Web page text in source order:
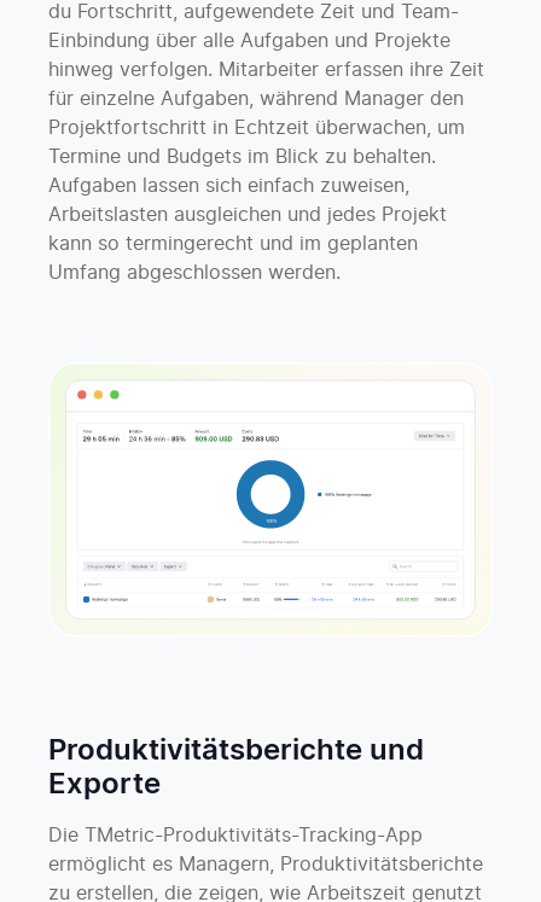
du Fortschritt, aufgewendete Zeit und Team-
Einbindung über alle Aufgaben und Projekte
hinweg verfolgen. Mitarbeiter erfassen ihre Zeit
für einzelne Aufgaben, während Manager den
Projektfortschritt in Echtzeit überwachen, um
Termine und Budgets im Blick zu behalten.
Aufgaben lassen sich einfach zuweisen,
Arbeitslasten ausgleichen und jedes Projekt
kann so termingerecht und im geplanten
Umfang abgeschlossen werden.
Produktivitätsberichte und
Exporte
Die TMetric-Produktivitäts-Tracking-App
ermöglicht es Managern, Produktivitätsberichte
zu erstellen, die zeigen, wie Arbeitszeit genutzt